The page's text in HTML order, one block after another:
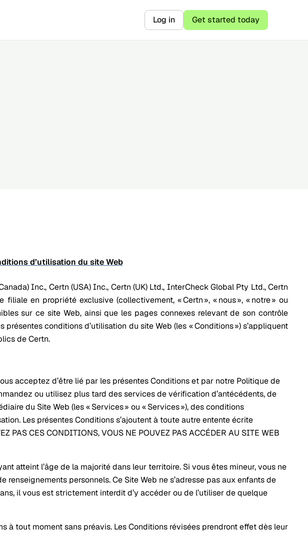
Log in Get started today
d’utilisation du site Web
Inc., Certn (USA) Inc., Certn (UK) Ltd., InterCheck Global Pty Ltd., Certn
en propriété exclusive (collectivement, « Certn », « nous », « notre » ou
sur ce site Web, ainsi que les pages connexes relevant de son contrôle
présentes conditions d’utilisation du site Web (les « Conditions ») s’appliquent
de Certn.
acceptez d’être lié par les présentes Conditions et par notre Politique de
ou utilisez plus tard des services de vérification d’antécédents, de
du Site Web (les « Services » ou « Services »), des conditions
Les présentes Conditions s’ajoutent à toute autre entente écrite
PAS CES CONDITIONS, VOUS NE POUVEZ PAS ACCÉDER AU SITE WEB
atteint l’âge de la majorité dans leur territoire. Si vous êtes mineur, vous ne
personnels. Ce Site Web ne s’adresse pas aux enfants de
il vous est strictement interdit d’y accéder ou de l’utiliser de quelque
à tout moment sans préavis. Les Conditions révisées prendront effet dès leur